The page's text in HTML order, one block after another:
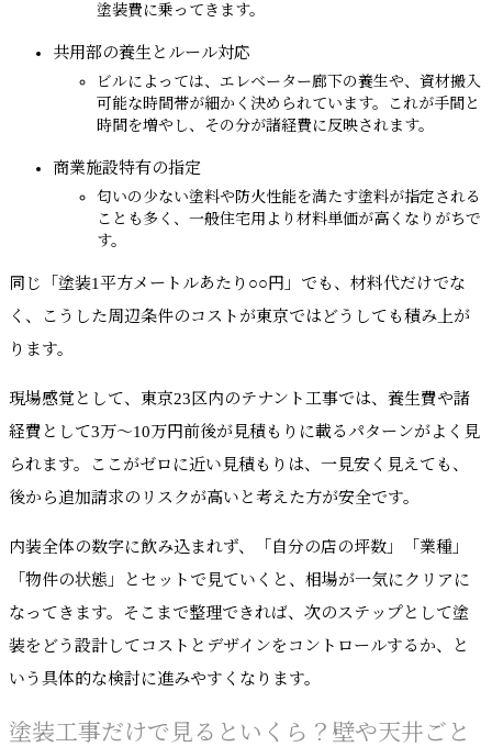
塗装費に乗ってきます。
共用部の養生とルール対応
ビルによっては、エレベーター廊下の養生や、資材搬入
可能な時間帯が細かく決められています。これが手間と
時間を増やし、その分が諸経費に反映されます。
商業施設特有の指定
匂いの少ない塗料や防火性能を満たす塗料が指定される
ことも多く、一般住宅用より材料単価が高くなりがちで
す。
同じ「塗装1平方メートルあたり○○円」でも、材料代だけでな
く、こうした周辺条件のコストが東京ではどうしても積み上が
ります。
現場感覚として、東京23区内のテナント工事では、養生費や諸
経費として3万〜10万円前後が見積もりに載るパターンがよく見
られます。ここがゼロに近い見積もりは、一見安く見えても、
後から追加請求のリスクが高いと考えた方が安全です。
内装全体の数字に飲み込まれず、「自分の店の坪数」「業種」
「物件の状態」とセットで見ていくと、相場が一気にクリアに
なってきます。そこまで整理できれば、次のステップとして塗
装をどう設計してコストとデザインをコントロールするか、と
いう具体的な検討に進みやすくなります。
塗装工事だけで見るといくら？壁や天井ごと